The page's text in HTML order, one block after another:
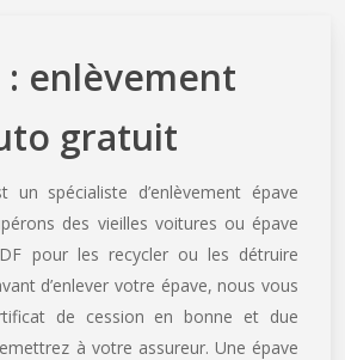
: enlèvement
gratuit
un spécialiste d’enlèvement épave
des vieilles voitures ou épave
pour les recycler ou les détruire
d’enlever votre épave, nous vous
de cession en bonne et due
à votre assureur. Une épave